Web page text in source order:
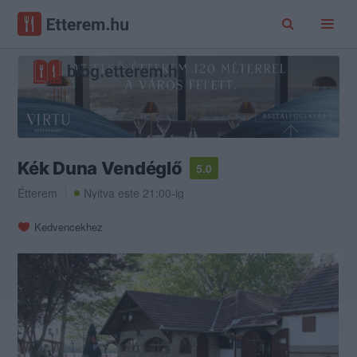
Kék Duna Vendéglő
5.0
Étterem
Nyitva este 21:00-ig
Kedvencekhez